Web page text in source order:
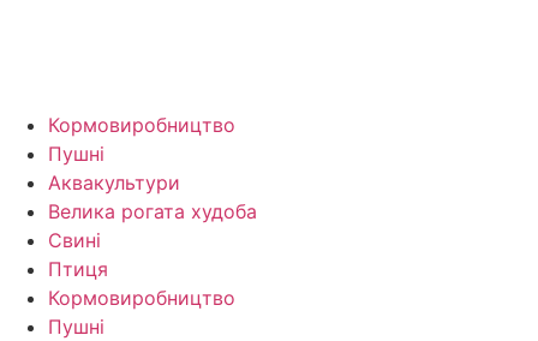
Кормо­виробництво
Пушні
Аквакультури
Велика рогата худоба
Свині
Птиця
Кормо­виробництво
Пушні